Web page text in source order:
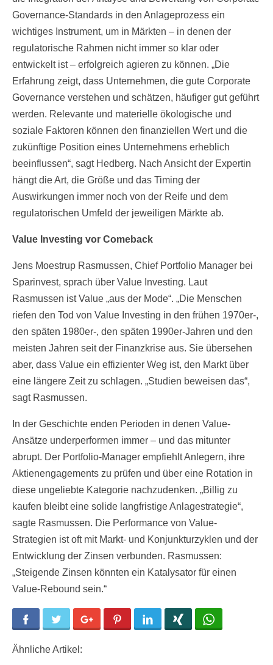
Governance-Standards in den Anlageprozess ein
wichtiges Instrument, um in Märkten – in denen der
regulatorische Rahmen nicht immer so klar oder
entwickelt ist – erfolgreich agieren zu können. „Die
Erfahrung zeigt, dass Unternehmen, die gute Corporate
Governance verstehen und schätzen, häufiger gut geführt
werden. Relevante und materielle ökologische und
soziale Faktoren können den finanziellen Wert und die
zukünftige Position eines Unternehmens erheblich
beeinflussen“, sagt Hedberg. Nach Ansicht der Expertin
hängt die Art, die Größe und das Timing der
Auswirkungen immer noch von der Reife und dem
regulatorischen Umfeld der jeweiligen Märkte ab.
Value Investing vor Comeback
Jens Moestrup Rasmussen, Chief Portfolio Manager bei
Sparinvest, sprach über Value Investing. Laut
Rasmussen ist Value „aus der Mode“. „Die Menschen
riefen den Tod von Value Investing in den frühen 1970er-,
den späten 1980er-, den späten 1990er-Jahren und den
meisten Jahren seit der Finanzkrise aus. Sie übersehen
aber, dass Value ein effizienter Weg ist, den Markt über
eine längere Zeit zu schlagen. „Studien beweisen das“,
sagt Rasmussen.
In der Geschichte enden Perioden in denen Value-
Ansätze underperformen immer – und das mitunter
abrupt. Der Portfolio-Manager empfiehlt Anlegern, ihre
Aktienengagements zu prüfen und über eine Rotation in
diese ungeliebte Kategorie nachzudenken. „Billig zu
kaufen bleibt eine solide langfristige Anlagestrategie“,
sagte Rasmussen. Die Performance von Value-
Strategien ist oft mit Markt- und Konjunkturzyklen und der
Entwicklung der Zinsen verbunden. Rasmussen:
„Steigende Zinsen könnten ein Katalysator für einen
Value-Rebound sein.“
Facebook Twitter Google+ Pinterest LinkedIn
Ähnliche Artikel: